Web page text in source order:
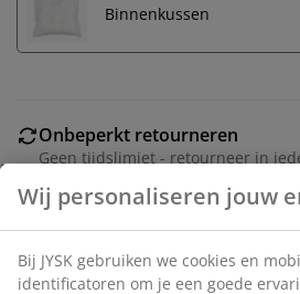
Binnenkussen
Onbeperkt retourneren
Geen tijdslimiet - retourneer in
Prijsgarantie
30 dagen prijsgarantie op alle
Flexibele bezorgopties
Snelle en gemakkelijke